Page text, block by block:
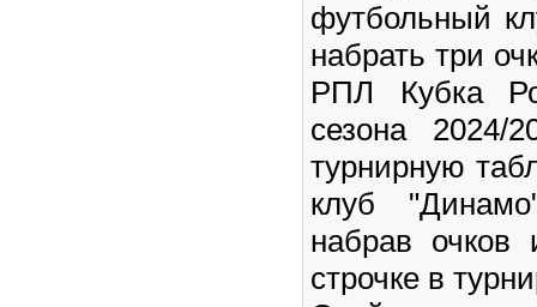
футбольный
набрать три
РПЛ Кубка
сезона 2024/
турнирную
клуб
набрав очков
строчке в